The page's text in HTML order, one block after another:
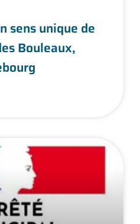
sens unique de
Bouleaux,